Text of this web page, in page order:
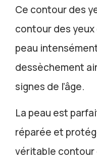
Ce contour des
contour des
peau
dessèchement
signes de l’âge.
La peau est
réparée et
véritable contour